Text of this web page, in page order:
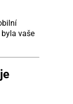
vaše